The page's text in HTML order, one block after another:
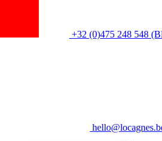
+32 (0)475 248 548